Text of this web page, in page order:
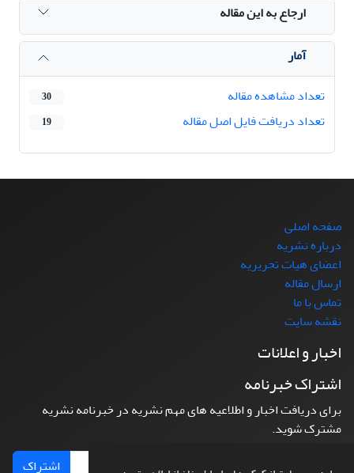
ارجاع به این مقاله
آمار
تعداد مشاهده مقاله
30
تعداد دریافت فایل اصل مقاله 19
صفحه اصلی
درباره نشریه
اعضای هیات تحریریه
ارسال مقاله
تماس با ما
نقشه سایت
اخبار و اعلانات
اشتراک خبرنامه
برای دریافت اخبار و اطلاعیه های مهم نشریه در خبرنامه نشریه
مشترک شوید.
اشتراک